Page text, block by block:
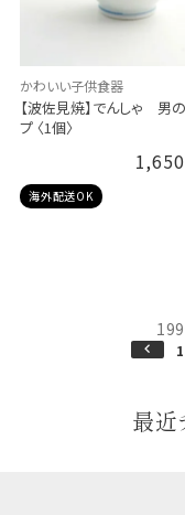
かわいい子供食器
【波佐見焼】でんしゃ 男
プ 〈1個〉
1,650
海外配送OK
199
1
最近